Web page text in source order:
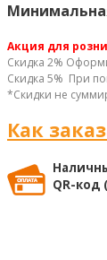
Акция для
Скидка 2%
Скидка 5% При
*Скидки не
Как
QR-код